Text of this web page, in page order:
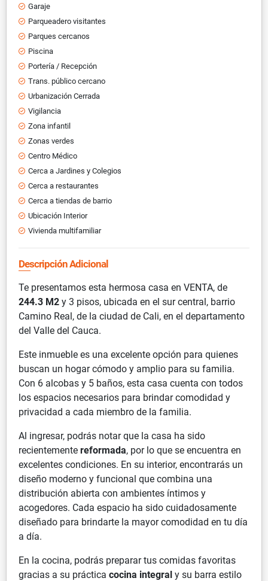
Garaje
Parqueadero visitantes
Parques cercanos
Piscina
Portería / Recepción
Trans. público cercano
Urbanización Cerrada
Vigilancia
Zona infantil
Zonas verdes
Centro Médico
Cerca a Jardines y Colegios
Cerca a restaurantes
Cerca a tiendas de barrio
Ubicación Interior
Vivienda multifamiliar
Descripción Adicional
Te presentamos esta hermosa casa en VENTA, de
244.3 M2 y 3 pisos, ubicada en el sur central, barrio
Camino Real, de la ciudad de Cali, en el departamento
del Valle del Cauca.
Este inmueble es una excelente opción para quienes
buscan un hogar cómodo y amplio para su familia.
Con 6 alcobas y 5 baños, esta casa cuenta con todos
los espacios necesarios para brindar comodidad y
privacidad a cada miembro de la familia.
Al ingresar, podrás notar que la casa ha sido
recientemente reformada, por lo que se encuentra en
excelentes condiciones. En su interior, encontrarás un
diseño moderno y funcional que combina una
distribución abierta con ambientes íntimos y
acogedores. Cada espacio ha sido cuidadosamente
diseñado para brindarte la mayor comodidad en tu día
a día.
En la cocina, podrás preparar tus comidas favoritas
gracias a su práctica cocina integral y su barra estilo